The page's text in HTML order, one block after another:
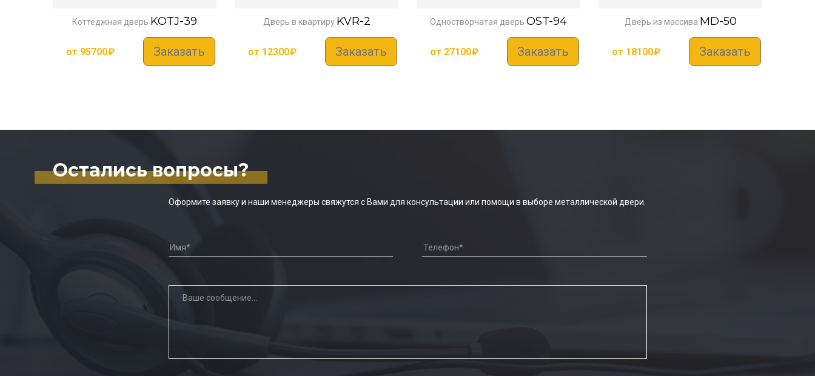
Коттеджная дверь KOTJ-39
от 95700₽ Заказать
Дверь в квартиру KVR-2
от 12300₽ Заказать
Одностворчатая дверь OST-94
от 27100₽ Заказать
Дверь из массива MD-50
от 18100₽ Заказать
Остались вопросы?
Оформите заявку и наши менеджеры свяжутся с Вами для консультации или помощи в выборе металлической двери.